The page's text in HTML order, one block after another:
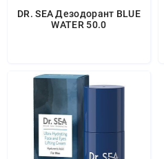
DR. SEA Дезодорант BLUE
WATER 50.0